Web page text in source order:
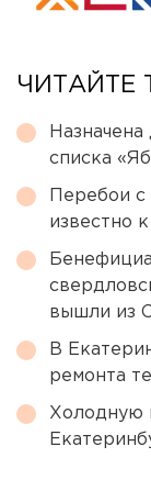
ЧИТАЙТЕ
списка
Перебои
известно
вышли из
В
ремонта
Холодную